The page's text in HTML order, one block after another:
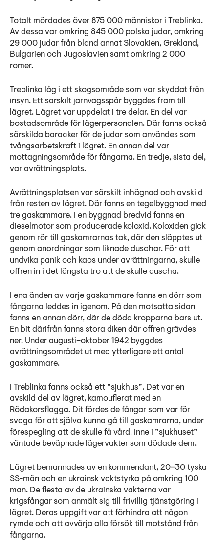
Totalt mördades över 875 000 människor i Treblinka.
Av dessa var omkring 845 000 polska judar, omkring
29 000 judar från bland annat Slovakien, Grekland,
Bulgarien och Jugoslavien samt omkring 2 000
romer.
Treblinka låg i ett skogsområde som var skyddat från
insyn. Ett särskilt järnvägsspår byggdes fram till
lägret. Lägret var uppdelat i tre delar. En del var
bostadsområde för lägerpersonalen. Där fanns också
särskilda baracker för de judar som användes som
tvångsarbetskraft i lägret. En annan del var
mottagningsområde för fångarna. En tredje, sista del,
var avrättningsplats.
Avrättningsplatsen var särskilt inhägnad och avskild
från resten av lägret. Där fanns en tegelbyggnad med
tre gaskammare. I en byggnad bredvid fanns en
dieselmotor som producerade koloxid. Koloxiden gick
genom rör till gaskamrarnas tak, där den släpptes ut
genom anordningar som liknade duschar. För att
undvika panik och kaos under avrättningarna, skulle
offren in i det längsta tro att de skulle duscha.
I ena änden av varje gaskammare fanns en dörr som
fångarna leddes in igenom. På den motsatta sidan
fanns en annan dörr, där de döda kropparna bars ut.
En bit därifrån fanns stora diken där offren grävdes
ner. Under augusti–oktober 1942 byggdes
avrättningsområdet ut med ytterligare ett antal
gaskammare.
I Treblinka fanns också ett ”sjukhus”. Det var en
avskild del av lägret, kamouflerat med en
Rödakorsflagga. Dit fördes de fångar som var för
svaga för att själva kunna gå till gaskamrarna, under
förespegling att de skulle få vård. Inne i ”sjukhuset”
väntade beväpnade lägervakter som dödade dem.
Lägret bemannades av en kommendant, 20–30 tyska
SS-män och en ukrainsk vaktstyrka på omkring 100
man. De flesta av de ukrainska vakterna var
krigsfångar som anmält sig till frivillig tjänstgöring i
lägret. Deras uppgift var att förhindra att någon
rymde och att avvärja alla försök till motstånd från
fångarna.